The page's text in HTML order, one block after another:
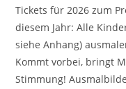
Tickets für 2026 zum
diesem Jahr: Alle
siehe Anhang)
Kommt vorbei, bringt
Stimmung!